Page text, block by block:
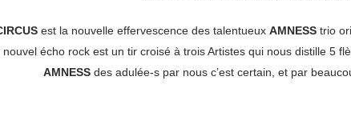
est la nouvelle effervescence des talentueux AMNESStrio
nouvel écho rock est un tir croisé à trois Artistes qui nous distille 5
AMNESS des adulée-s par nous c’est certain, et par